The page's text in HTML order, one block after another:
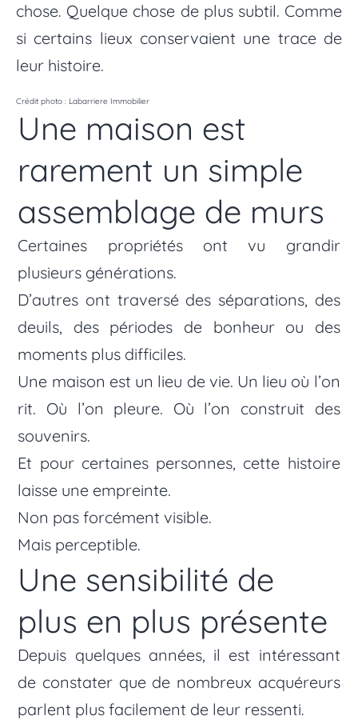
chose. Quelque chose de plus subtil. Comme
si certains lieux conservaient une trace de
leur histoire.
Crédit photo : Labarriere Immobilier
Une maison est
rarement un simple
assemblage de murs
Certaines propriétés ont vu grandir
plusieurs générations.
D’autres ont traversé des séparations, des
deuils, des périodes de bonheur ou des
moments plus difficiles.
Une maison est un lieu de vie. Un lieu où l’on
rit. Où l’on pleure. Où l’on construit des
souvenirs.
Et pour certaines personnes, cette histoire
laisse une empreinte.
Non pas forcément visible.
Mais perceptible.
Une sensibilité de
plus en plus présente
Depuis quelques années, il est intéressant
de constater que de nombreux acquéreurs
parlent plus facilement de leur ressenti.